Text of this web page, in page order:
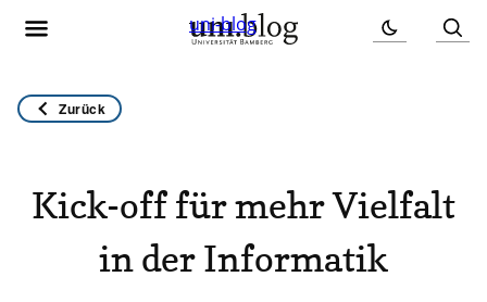
uni-blog
Zurück
Kick-off für mehr Vielfalt
in der Informatik